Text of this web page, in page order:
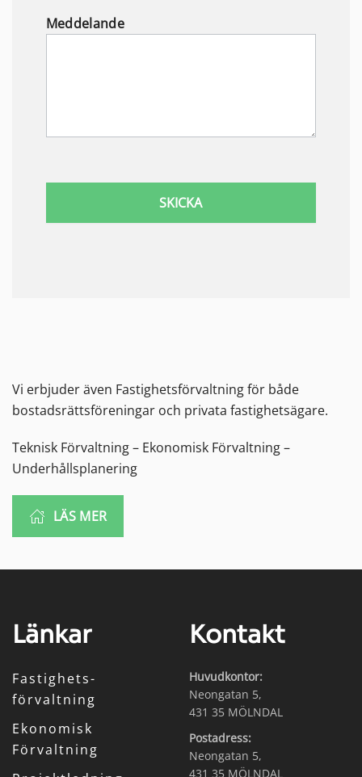
Meddelande
SKICKA
Vi erbjuder även Fastighetsförvaltning för både
bostadsrättsföreningar och privata fastighetsägare.
Teknisk Förvaltning – Ekonomisk Förvaltning –
Underhållsplanering
LÄS MER
Länkar
Fastighets­
förvaltning
Ekonomisk
Förvaltning
Kontakt
Huvudkontor:
Neongatan 5,
431 35 MÖLNDAL
Postadress:
Neongatan 5,
431 35 MÖLNDAL